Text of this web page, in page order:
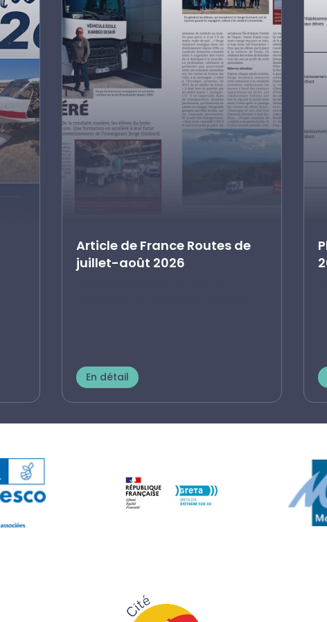
Article de France Routes de
juillet-août 2026
En détail